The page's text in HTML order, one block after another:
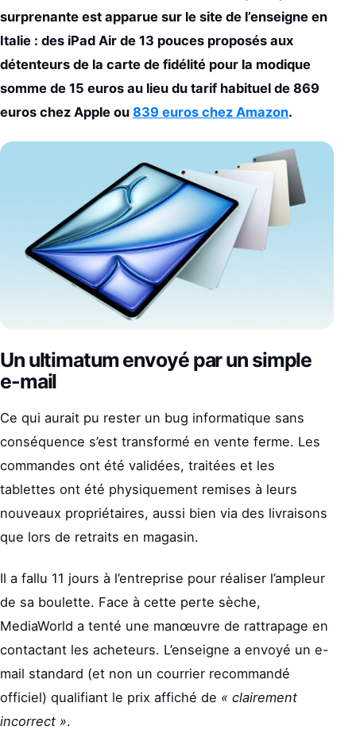
surprenante est apparue sur le site de l’enseigne en
Italie : des iPad Air de 13 pouces proposés aux
détenteurs de la carte de fidélité pour la modique
somme de 15 euros au lieu du tarif habituel de 869
euros chez Apple ou 839 euros chez Amazon.
Un ultimatum envoyé par un simple
e-mail
Ce qui aurait pu rester un bug informatique sans
conséquence s’est transformé en vente ferme. Les
commandes ont été validées, traitées et les
tablettes ont été physiquement remises à leurs
nouveaux propriétaires, aussi bien via des livraisons
que lors de retraits en magasin.
Il a fallu 11 jours à l’entreprise pour réaliser l’ampleur
de sa boulette. Face à cette perte sèche,
MediaWorld a tenté une manœuvre de rattrapage en
contactant les acheteurs. L’enseigne a envoyé un e-
mail standard (et non un courrier recommandé
officiel) qualifiant le prix affiché de « clairement
incorrect ».